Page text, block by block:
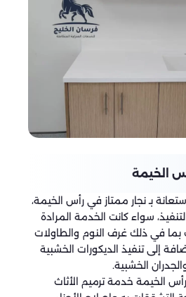
الخيمة
بـ نجار ممتاز في رأس الخيمة،
سواء كانت الخدمة المرادة
في ذلك غرف النوم والطاولات
إلى تنفيذ الديكورات الخشبية
الخشبية.
الخيمة خدمة ترميم الأثاث